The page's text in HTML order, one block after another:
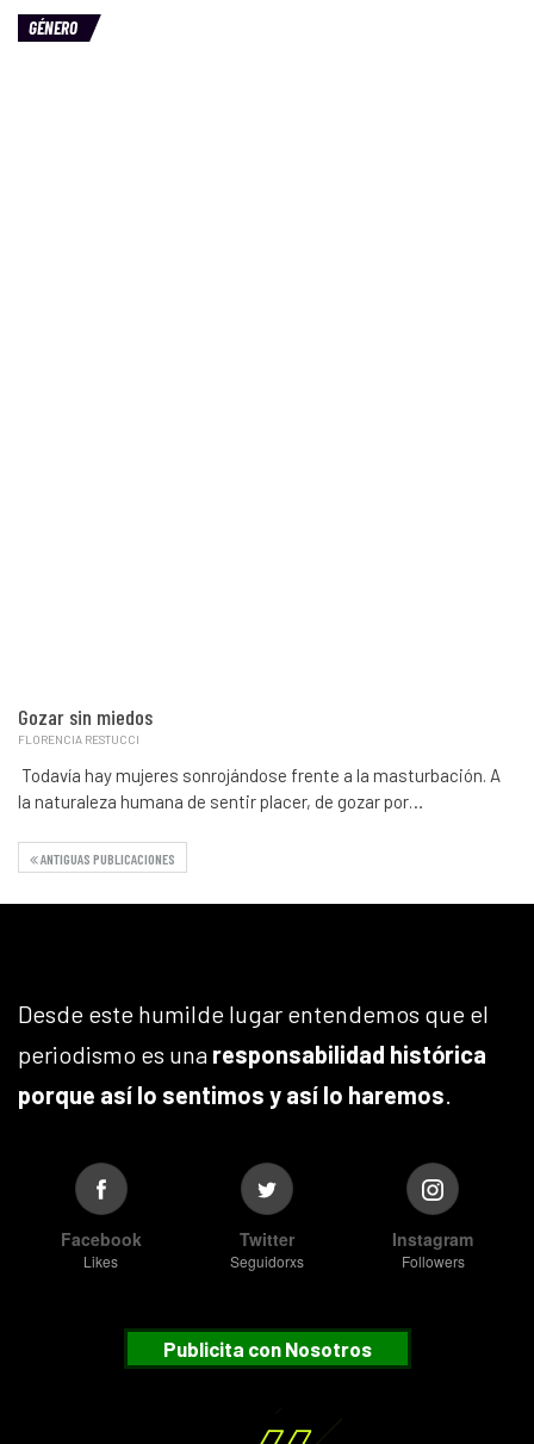
GÉNERO
Gozar sin miedos
FLORENCIA RESTUCCI
Todavía hay mujeres sonrojándose frente a la masturbación. A
la naturaleza humana de sentir placer, de gozar por…
ANTIGUAS PUBLICACIONES
Desde este humilde lugar entendemos que el
periodismo es una responsabilidad histórica
porque así lo sentimos y así lo haremos.
Facebook
Likes
Twitter
Seguidorxs
Instagram
Followers
Publicita con Nosotros